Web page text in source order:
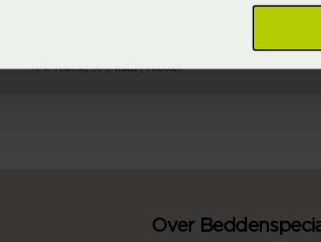
70% viscose, 30% linen (Viscose)
Over